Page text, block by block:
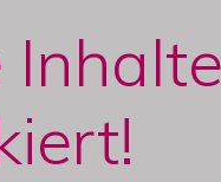
Inhalte